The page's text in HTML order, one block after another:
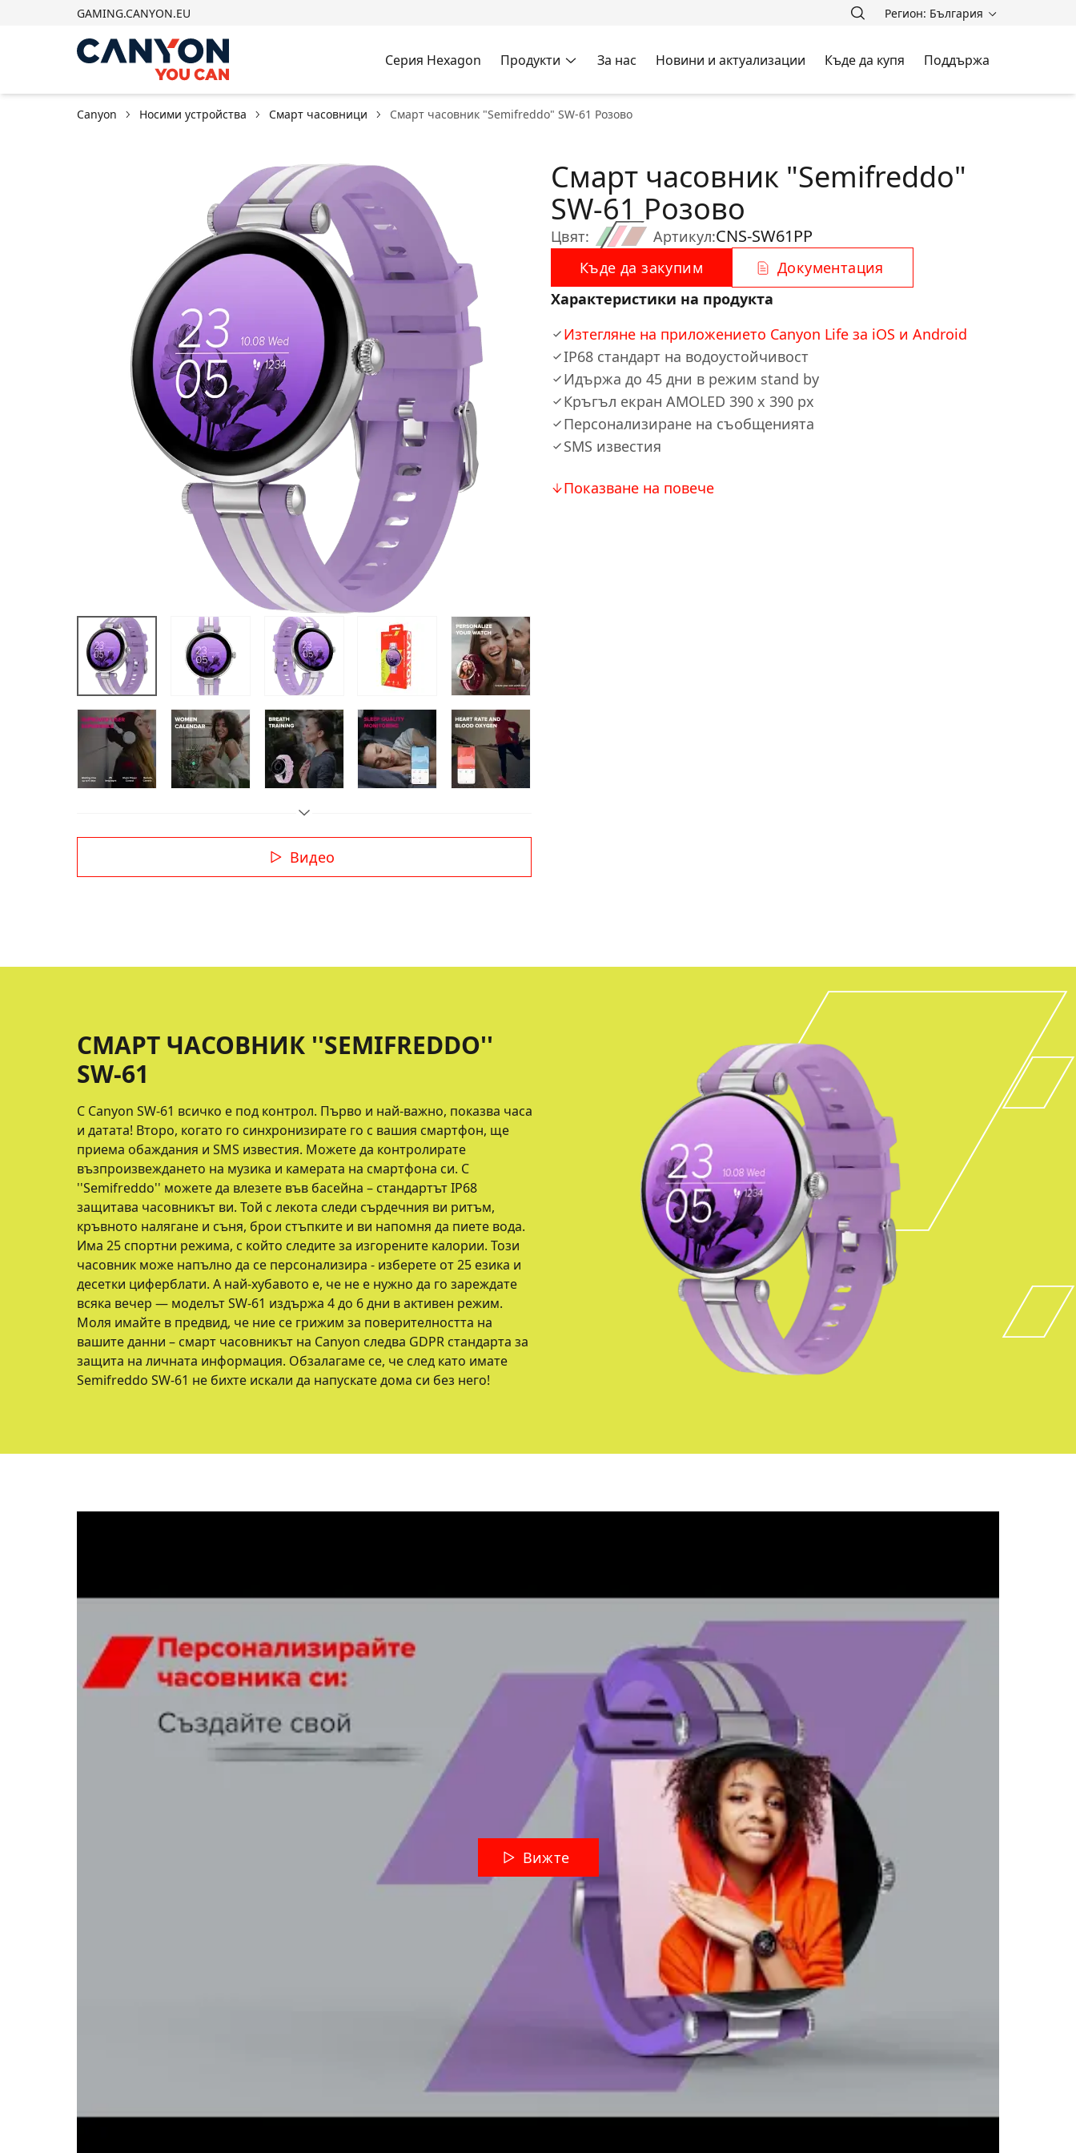
GAMING.CANYON.EU Регион: България
Серия Hexagon Продукти За нас Новини и актуализации Къде да купя Поддържа
Canyon Носими устройства Смарт часовници Смарт часовник "Semifreddo" SW-61 Розово
Видео
Цвят:
Смарт часовник "Semifreddo"
SW-61 Розово
Артикул:CNS-SW61PP
Къде да закупим
Документация
Характеристики на продукта
Изтегляне на приложението Canyon Life за iOS и Android
IP68 стандарт на водоустойчивост
Идържа до 45 дни в режим stand by
Кръгъл екран AMOLED 390 x 390 px
Персонализиране на съобщенията
SMS известия
Показване на повече
СМАРТ ЧАСОВНИК ''SEMIFREDDO''
SW-61
С Canyon SW-61 всичко е под контрол. Първо и най-важно, показва часа
и датата! Второ, когато го синхронизирате го с вашия смартфон, ще
приема обаждания и SMS известия. Можете да контролирате
възпроизвеждането на музика и камерата на смартфона си. С
''Semifreddo'' можете да влезете във басейна – стандартът IP68
защитава часовникът ви. Той с лекота следи сърдечния ви ритъм,
кръвното налягане и съня, брои стъпките и ви напомня да пиете вода.
Има 25 спортни режима, с който следите за изгорените калории. Този
часовник може напълно да се персонализира - изберете от 25 езика и
десетки циферблати. А най-хубавото е, че не е нужно да го зареждате
всяка вечер — моделът SW-61 издържа 4 до 6 дни в активен режим.
Моля имайте в предвид, че ние се грижим за поверителността на
вашите данни – смарт часовникът на Canyon следва GDPR стандарта за
защита на личната информация. Обзалагаме се, че след като имате
Semifreddo SW-61 не бихте искали да напускате дома си без него!
Вижте